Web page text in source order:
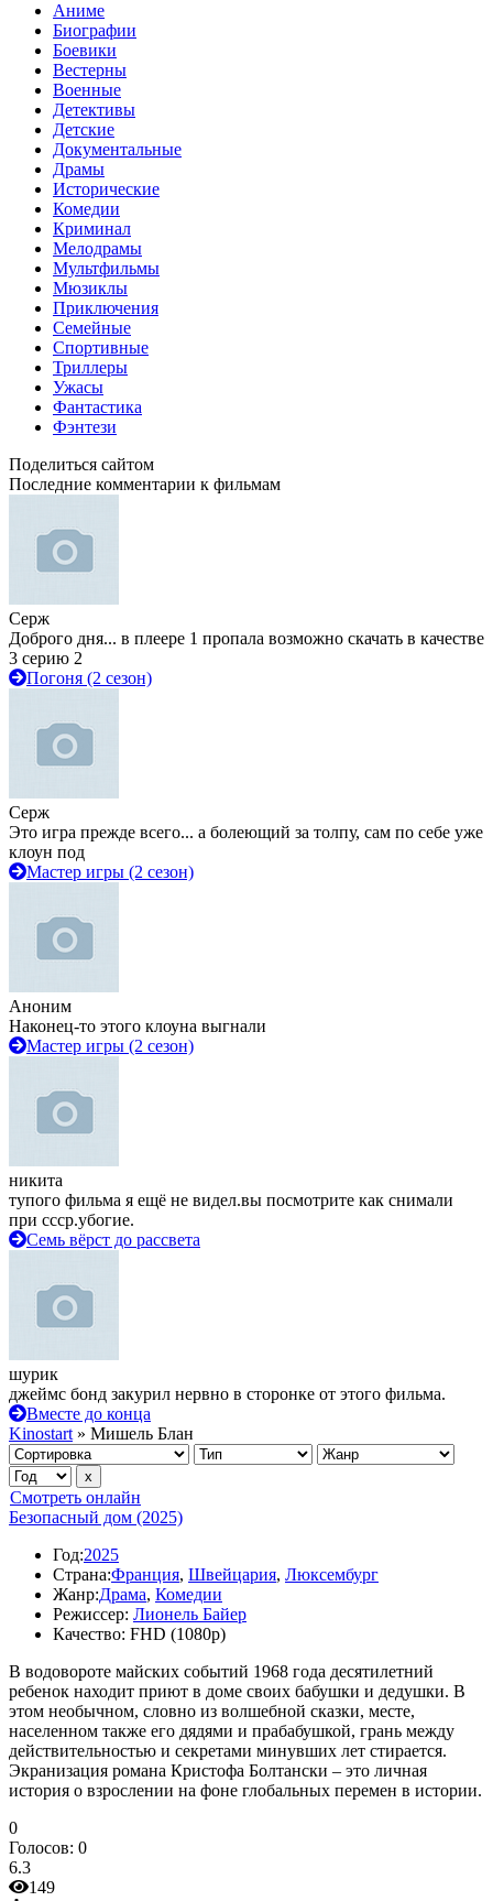
Аниме
Биографии
Боевики
Вестерны
Военные
Детективы
Детские
Документальные
Драмы
Исторические
Комедии
Криминал
Мелодрамы
Мультфильмы
Мюзиклы
Приключения
Семейные
Спортивные
Триллеры
Ужасы
Фантастика
Фэнтези
Поделиться сайтом
Последние комментарии к фильмам
Серж
Доброго дня... в плеере 1 пропала возможно скачать в качестве
3 серию 2
Погоня (2 сезон)
Серж
Это игра прежде всего... а болеющий за толпу, сам по себе уже
клоун под
Мастер игры (2 сезон)
Аноним
Наконец-то этого клоуна выгнали
Мастер игры (2 сезон)
никита
тупого фильма я ещё не видел.вы посмотрите как снимали
при ссср.убогие.
Семь вёрст до рассвета
шурик
джеймс бонд закурил нервно в сторонке от этого фильма.
Вместе до конца
Kinostart » Мишель Блан
Смотреть онлайн
Безопасный дом (2025)
Год:2025
Страна:Франция, Швейцария, Люксембург
Жанр:Драма, Комедии
Режиссер: Лионель Байер
Качество: FHD (1080p)
В водовороте майских событий 1968 года десятилетний
ребенок находит приют в доме своих бабушки и дедушки. В
этом необычном, словно из волшебной сказки, месте,
населенном также его дядями и прабабушкой, грань между
действительностью и секретами минувших лет стирается.
Экранизация романа Кристофа Болтански – это личная
история о взрослении на фоне глобальных перемен в истории.
0
Голосов: 0
6.3
149